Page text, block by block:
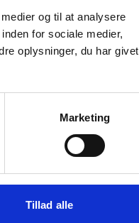
og til at analysere
for sociale medier,
oplysninger, du har givet
Marketing
Tillad alle